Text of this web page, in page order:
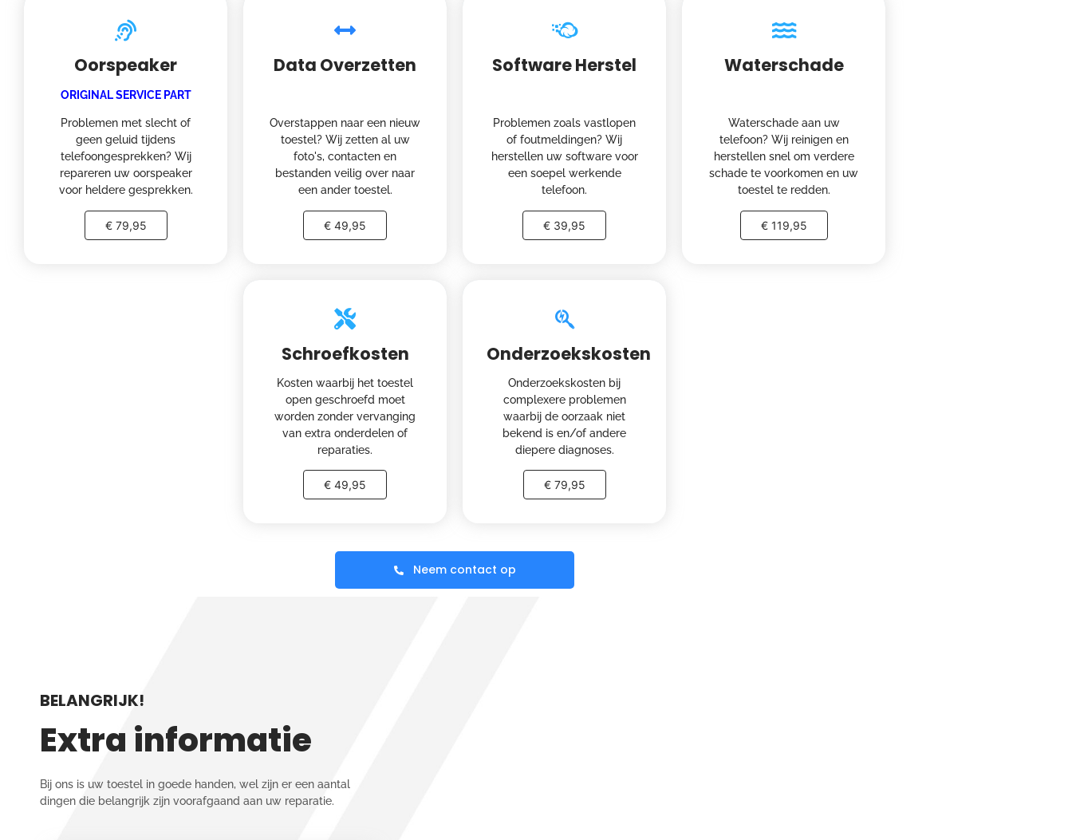
Oorspeaker
ORIGINAL SERVICE PART
Problemen met slecht of
geen geluid tijdens
telefoongesprekken? Wij
repareren uw oorspeaker
voor heldere gesprekken.
€ 79,95
Data Overzetten
Overstappen naar een nieuw
toestel? Wij zetten al uw
foto's, contacten en
bestanden veilig over naar
een ander toestel.
€ 49,95
Software Herstel
Problemen zoals vastlopen
of foutmeldingen? Wij
herstellen uw software voor
een soepel werkende
telefoon.
€ 39,95
Waterschade
Waterschade aan uw
telefoon? Wij reinigen en
herstellen snel om verdere
schade te voorkomen en uw
toestel te redden.
€ 119,95
Schroefkosten
Kosten waarbij het toestel
open geschroefd moet
worden zonder vervanging
van extra onderdelen of
reparaties.
€ 49,95
Onderzoekskosten
Onderzoekskosten bij
complexere problemen
waarbij de oorzaak niet
bekend is en/of andere
diepere diagnoses.
€ 79,95
Neem contact op
BELANGRIJK!
Extra informatie
Bij ons is uw toestel in goede handen, wel zijn er een aantal
dingen die belangrijk zijn voorafgaand aan uw reparatie.